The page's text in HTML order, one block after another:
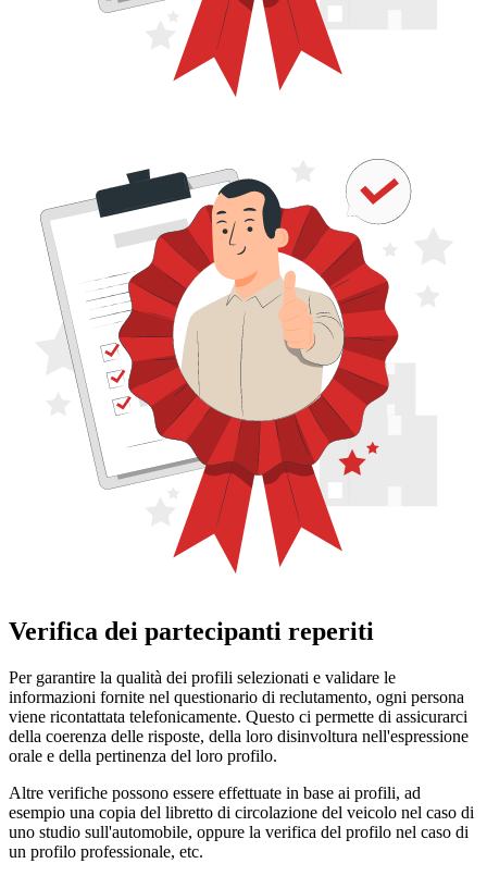
Verifica dei partecipanti reperiti
Per garantire la qualità dei profili selezionati e validare le
informazioni fornite nel questionario di reclutamento, ogni persona
viene ricontattata telefonicamente. Questo ci permette di assicurarci
della coerenza delle risposte, della loro disinvoltura nell'espressione
orale e della pertinenza del loro profilo.
Altre verifiche possono essere effettuate in base ai profili, ad
esempio una copia del libretto di circolazione del veicolo nel caso di
uno studio sull'automobile, oppure la verifica del profilo nel caso di
un profilo professionale, etc.